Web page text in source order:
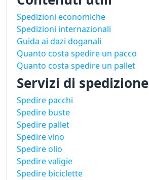
Spedizioni economiche
Spedizioni internazionali
Guida ai dazi doganali
Quanto costa spedire un pacco
Quanto costa spedire un pallet
Servizi di spedizione
Spedire pacchi
Spedire buste
Spedire pallet
Spedire vino
Spedire olio
Spedire valigie
Spedire biciclette